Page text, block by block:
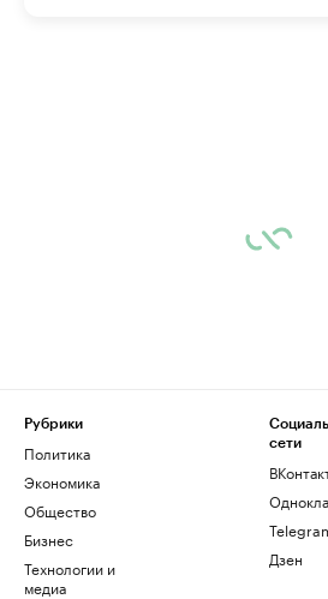
Рубрики
Политика
Экономика
Общество
Бизнес
Технологии и
медиа
сети
Дзен